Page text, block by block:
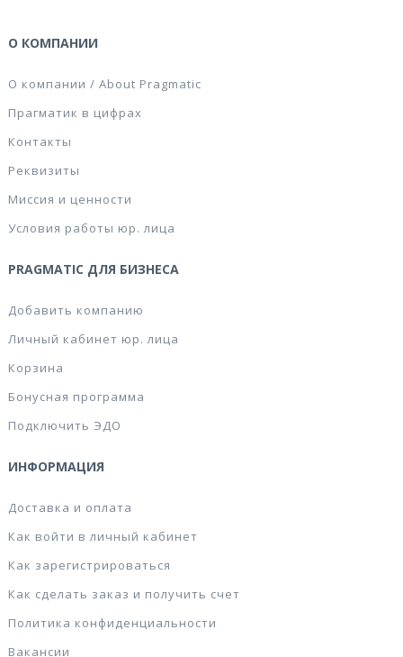
О КОМПАНИИ
О компании / About Pragmatic
Прагматик в цифрах
Контакты
Реквизиты
Миссия и ценности
Условия работы юр. лица
PRAGMATIC ДЛЯ БИЗНЕСА
Добавить компанию
Личный кабинет юр. лица
Корзина
Бонусная программа
Подключить ЭДО
ИНФОРМАЦИЯ
Доставка и оплата
Как войти в личный кабинет
Как зарегистрироваться
Как сделать заказ и получить счет
Политика конфиденциальности
Вакансии